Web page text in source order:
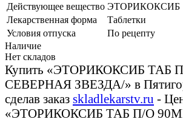
Действующее вещество ЭТОРИКОКСИБ
Лекарственная форма
Таблетки
Условия отпуска
По рецепту
Наличие
Нет складов
Купить «ЭТОРИКОКСИБ ТАБ
СЕВЕРНАЯ ЗВЕЗДА/» в
сделав заказ skladlekarstv.ru -
«ЭТОРИКОКСИБ ТАБ П/О